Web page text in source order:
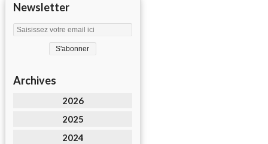
Newsletter
Archives
2026
2025
2024